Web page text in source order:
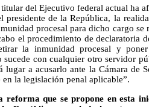
del Ejecutivo federal actual ha
presidente de la República, la
procesal para dicho cargo se
el procedimiento de declaratoria
la inmunidad procesal y
sucede con cualquier otro servidor
lugar a acusarlo ante la Cámara de
la legislación penal aplicable”.
reforma que se propone en esta